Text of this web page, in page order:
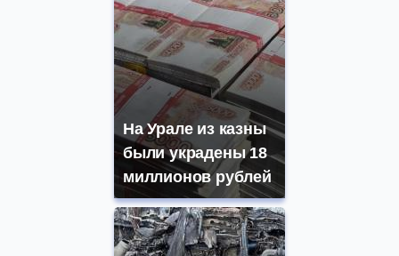
На Урале из казны
были украдены 18
миллионов рублей